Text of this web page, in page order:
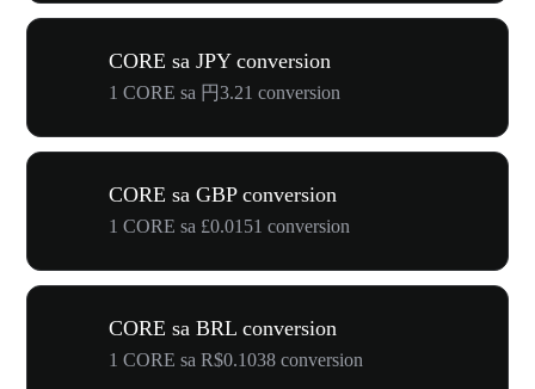
CORE sa JPY conversion
1 CORE sa 円3.21 conversion
CORE sa GBP conversion
1 CORE sa £0.0151 conversion
CORE sa BRL conversion
1 CORE sa R$0.1038 conversion